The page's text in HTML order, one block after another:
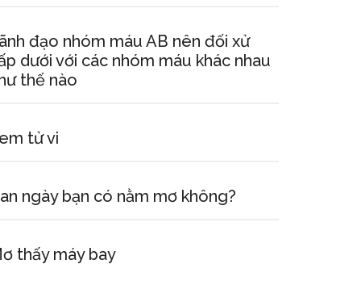
đạo nhóm máu AB nên đối xử
dưới với các nhóm máu khác nhau
thế nào
tử vi
ngày bạn có nằm mơ không?
thấy máy bay